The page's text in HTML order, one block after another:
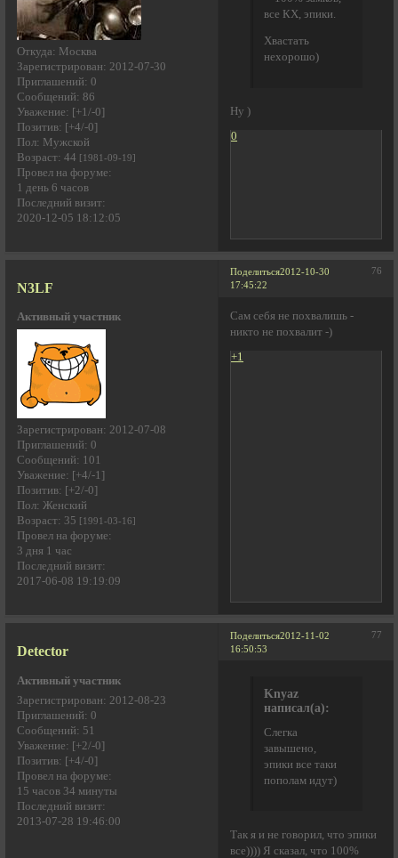
Откуда: Москва
Зарегистрирован: 2012-07-30
Приглашений: 0
Сообщений: 86
Уважение: [+1/-0]
Позитив: [+4/-0]
Пол: Мужской
Возраст: 44 [1981-09-19]
Провел на форуме:
1 день 6 часов
Последний визит:
2020-12-05 18:12:05
все КХ, эпики.
Хвастать
нехорошо)
Ну )
0
Поделиться 76
2012-10-30
17:45:22
N3LF
Активный участник
Зарегистрирован: 2012-07-08
Приглашений: 0
Сообщений: 101
Уважение: [+4/-1]
Позитив: [+2/-0]
Пол: Женский
Возраст: 35 [1991-03-16]
Провел на форуме:
3 дня 1 час
Последний визит:
2017-06-08 19:19:09
Сам себя не похвалишь -
никто не похвалит -)
+1
Поделиться 77
2012-11-02
16:50:53
Detector
Активный участник
Зарегистрирован: 2012-08-23
Приглашений: 0
Сообщений: 51
Уважение: [+2/-0]
Позитив: [+4/-0]
Провел на форуме:
15 часов 34 минуты
Последний визит:
2013-07-28 19:46:00
Knyaz
написал(а):
Слегка
завышено,
эпики все таки
пополам идут)
Так я и не говорил, что эпики
все)))) Я сказал, что 100%